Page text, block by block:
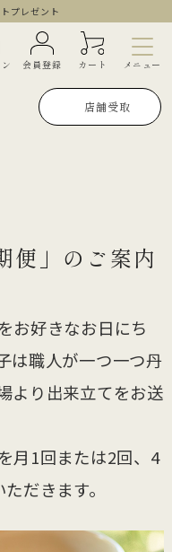
プレゼント
会員登録 カート メニュー
店舗受取
便」のご案内
お好きなお日にち
は職人が一つ一つ丹
より出来立てをお送
月1回または2回、4
だきます。